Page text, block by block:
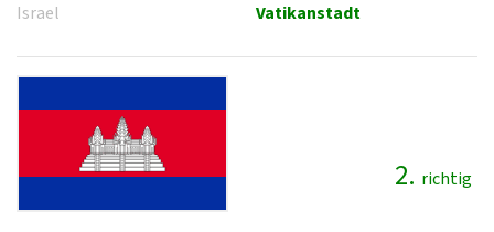
Israel
Vatikanstadt
2. richtig